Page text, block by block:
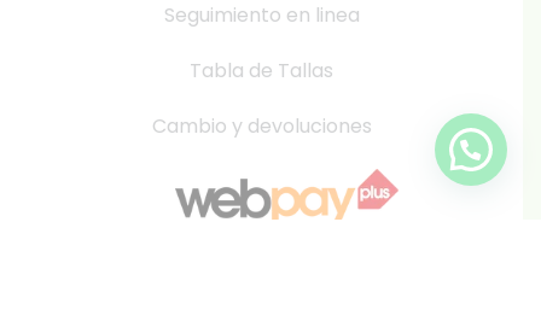
Seguimiento en linea
Tabla de Tallas
Cambio y devoluciones